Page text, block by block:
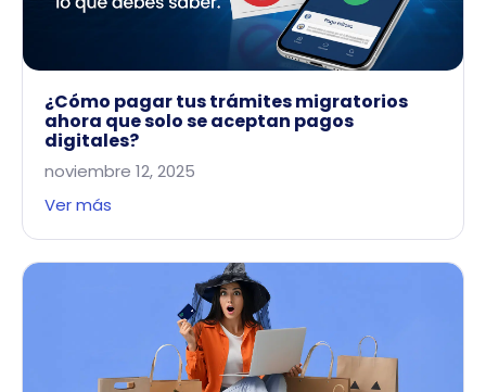
¿Cómo pagar tus trámites migratorios
ahora que solo se aceptan pagos
digitales?
noviembre 12, 2025
Ver más